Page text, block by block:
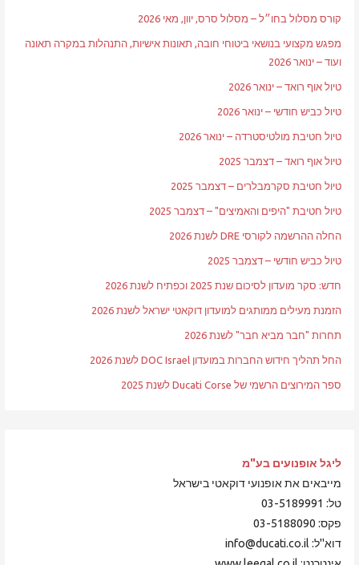
קורס מסלול בחו״ל – מסלול סרס, יוון, מאי 2026
מפגש מקצועי בנושאי ביטוחי חובה, תאונות אישיות, התנהלות במקרה תאונה
ועוד – ינואר 2026
טיול אוף רואד – ינואר 2026
טיול כביש חודשי – ינואר 2026
טיול חטיבת מולטיסטרדה – ינואר 2026
טיול אוף רואד – דצמבר 2025
טיול חטיבת סקרמבלרים – דצמבר 2025
טיול חטיבת "היפים והאמיצים" – דצמבר 2025
החלה ההרשמה לקורסי DRE לשנת 2026
טיול כביש חודשי – דצמבר 2025
חדש: סקר מועדון לסיכום שנת 2025 וכפתיח לשנת 2026
הזמנת מעילים ממותגים למועדון דוקאטי ישראל לשנת 2026
תחרות "חבר מביא חבר" לשנת 2026
החל תהליך חידוש החברות במועדון DOC Israel לשנת 2026
ספר המירוצים הרשמי של Ducati Corse לשנת 2025
ליגל אופנועים בע"מ
מייבאים את אופנועי דוקאטי בישראל
טל: 03-5189991
פקס: 03-5188090
דוא"ל: info@ducati.co.il